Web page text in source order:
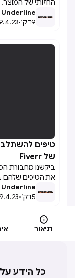
החזותי של
לשפר את הרווחה
גם לגשת אליהם
Underline
9דק׳•

טיפים
של Fiverr
את הטיפים שלהם
טכנולוגית
להרפתקאה הזו.
Underline
5דק׳•
9.4.23

תיאור
כל הידע